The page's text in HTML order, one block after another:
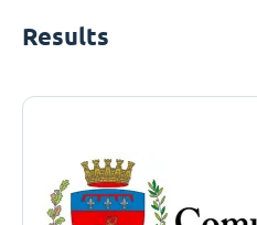
Results